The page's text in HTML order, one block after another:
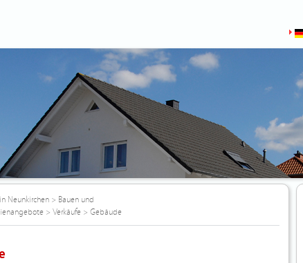
Neunkirchen> Bauen und
> Verkäufe> Gebäude